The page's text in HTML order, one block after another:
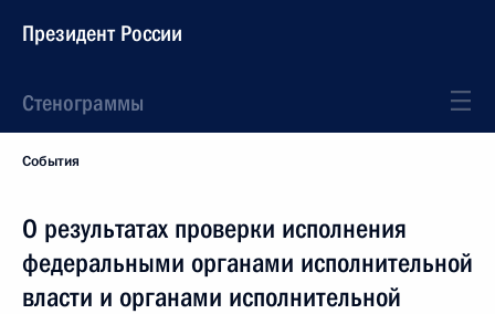
Президент России
Стенограммы
События
О результатах проверки исполнения
федеральными органами исполнительной
власти и органами исполнительной